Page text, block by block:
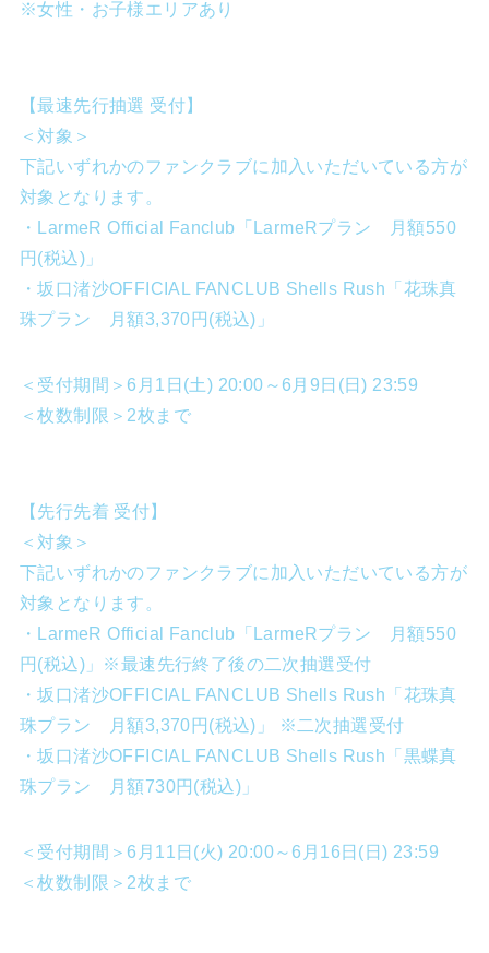
※女性・お子様エリアあり
【最速先行抽選 受付】
＜対象＞
下記いずれかのファンクラブに加入いただいている方が
対象となります。
・LarmeR Official Fanclub「LarmeRプラン 月額550
円(税込)」
・坂口渚沙OFFICIAL FANCLUB Shells Rush「花珠真
珠プラン 月額3,370円(税込)」
＜受付期間＞6月1日(土) 20:00～6月9日(日) 23:59
＜枚数制限＞2枚まで
【先行先着 受付】
＜対象＞
下記いずれかのファンクラブに加入いただいている方が
対象となります。
・LarmeR Official Fanclub「LarmeRプラン 月額550
円(税込)」※最速先行終了後の二次抽選受付
・坂口渚沙OFFICIAL FANCLUB Shells Rush「花珠真
珠プラン 月額3,370円(税込)」 ※二次抽選受付
・坂口渚沙OFFICIAL FANCLUB Shells Rush「黒蝶真
珠プラン 月額730円(税込)」
＜受付期間＞6月11日(火) 20:00～6月16日(日) 23:59
＜枚数制限＞2枚まで